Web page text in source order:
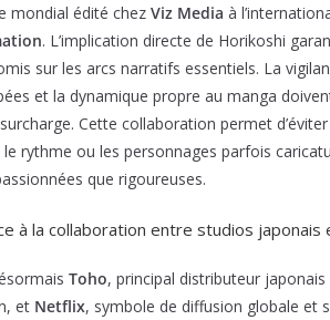
mondial édité chez Viz Media à
. L’implication directe de Horikoshi
sur les arcs narratifs essentiels. La
et la dynamique propre au manga
Cette collaboration permet
rythme ou les personnages parfois
que rigoureuses.
à la collaboration entre studios
Toho, principal distributeur
et Netflix, symbole de diffusion globale et